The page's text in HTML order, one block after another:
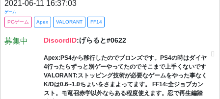
2021-06-11 16:37:03
ゲーム
PCゲーム Apex VALORANT FF14
募集中 DiscordID:げらると#0622
Apex:PS4から移行したのでブロンズです。PS4の時はダイヤ
4行ったらずっと別ゲーやってたのでそこまで上手くないです
VALORANT:ストッピング技術が必要なゲームをやった事なく
K/Dは0.6~1.0ちょいをさまよってます。 FF14:全ジョブカン
スト。モ竜召赤学以外ならある程度使えます。忍で再生編踏